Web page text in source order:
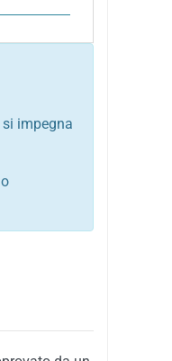
impegna
cultura,